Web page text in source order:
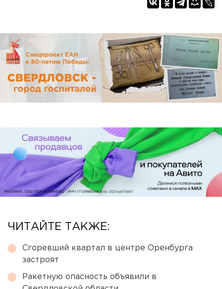
ЧИТАЙТЕ ТАКЖЕ:
Сгоревший квартал в центре Оренбурга
застроят
Ракетную опасность объявили в